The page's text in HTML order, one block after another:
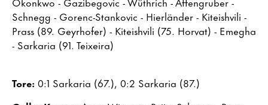
Schnegg - Gorenc-Stankovic - Hierländer - Kiteishvili -
Prass (89. Geyrhofer) - Kiteishvili (75. Horvat) - Emegha
- Sarkaria (91. Teixeira)
Tore: 0:1 Sarkaria (67.), 0:2 Sarkaria (87.)